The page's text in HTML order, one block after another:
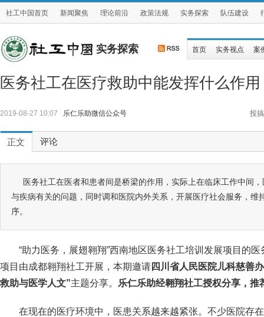
社工中国首页 新闻聚焦 理论前沿 政策法规 实务探索 队伍建设
实务探索 首页 实务视点 案
医务社工在医疗救助中能发挥什么作用
2019-08-27 10:07 乐仁乐助微信公众号 投搞
正文 评论
医务社工在医者和患者间是桥梁的作用，实际上在临床工作中间
与疾病有关的问题，同时调和医院内外关系，开展医疗社会服务，维
序。
“助力医务，展翅翱翔”西南地区医务社工培训发展项目的
项目由成都翱翔社工开展，本期邀请四川省人民医院儿科慈善
救助与医学人文”主题分享。 乐仁乐助经翱翔社工授权分享， 推
在现在的医疗环境中，医患关系越来越紧张。不少医院存